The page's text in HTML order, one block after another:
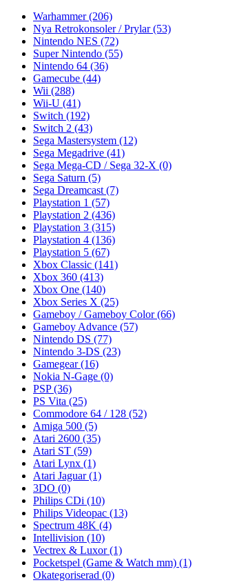
Warhammer(206)
Nya Retrokonsoler / Prylar(53)
Nintendo NES (72)
Super Nintendo (55)
Nintendo 64 (36)
Gamecube (44)
Wii (288)
Wii-U (41)
Switch (192)
Switch 2 (43)
Sega Mastersystem (12)
Sega Megadrive (41)
Sega Mega-CD / Sega 32-X (0)
Sega Saturn (5)
Sega Dreamcast (7)
Playstation 1 (57)
Playstation 2 (436)
Playstation 3 (315)
Playstation 4 (136)
Playstation 5 (67)
Xbox Classic (141)
Xbox 360 (413)
Xbox One (140)
Xbox Series X (25)
Gameboy / Gameboy Color(66)
Gameboy Advance (57)
Nintendo DS (77)
Nintendo 3-DS (23)
Gamegear(16)
Nokia N-Gage (0)
PSP(36)
PS Vita (25)
Commodore 64 / 128 (52)
Amiga 500 (5)
Atari 2600 (35)
Atari ST (59)
Atari Lynx (1)
Atari Jaguar(1)
3DO (0)
Philips CDi (10)
Philips Videopac (13)
Spectrum 48K (4)
Intellivision (10)
Vectrex & Luxor(1)
Pocketspel (Game & Watch mm) (1)
Okategoriserad (0)